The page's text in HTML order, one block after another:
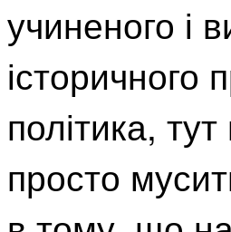
учиненого і
політика,
просто